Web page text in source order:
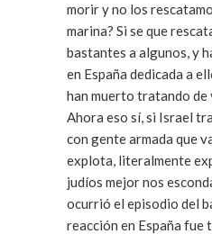
morir y no los
marina? Si se que
bastantes a algunos, y
en España dedicada a
han muerto tratando de
Ahora eso sí, si Israel
con gente armada que
explota, literalmente
judíos mejor nos
ocurrió el episodio del
reacción en España